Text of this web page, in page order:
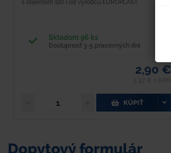
s objemom 120 l od výrobcu EUROPLAST.
Skladom 96 ks
Dostupnosť 3-5 pracovných dní
2,90 €
KÚPIŤ
Dopytový formulár